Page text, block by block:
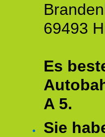
69493
Es
A 5.
Sie